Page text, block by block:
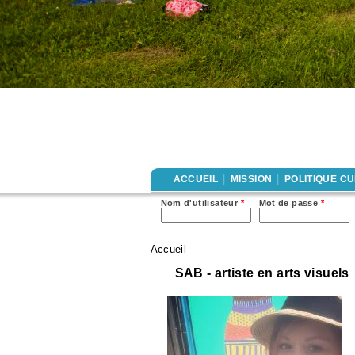
ACCUEIL MISSION POLITIQUE
Nom d'utilisateur * Mot de passe *
Vous êtes ici
Accueil
SAB - artiste en arts visuels